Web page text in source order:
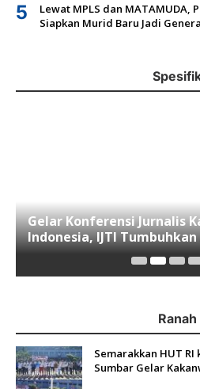
5
Lewat MPLS dan MATAMUDA,
Siapkan Murid Baru Jadi
Gelar Konferensi Jurnalis
Indonesia, IJTI
Jurnalis Muda di Era
Ranah
Semarakkan HUT
Sumbar Gelar